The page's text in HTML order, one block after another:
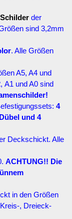
der
sind 3,2mm
. Alle Größen
A5, A4 und
A1 und A0 sind
4
und 4
Deckschickt. Alle
ACHTUNG!! Die
in den Größen
, Dreieck-